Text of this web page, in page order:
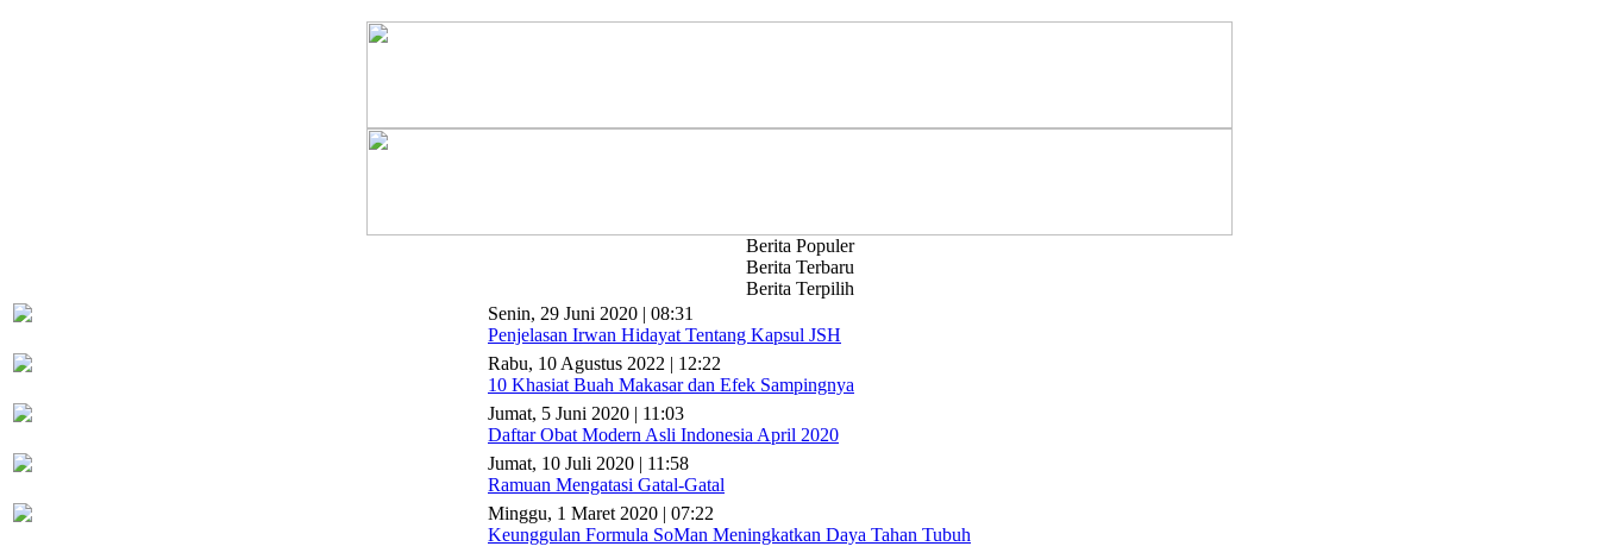
Berita Populer
Berita Terbaru
Berita Terpilih
Senin, 29 Juni 2020 | 08:31
Penjelasan Irwan Hidayat Tentang Kapsul JSH
Rabu, 10 Agustus 2022 | 12:22
10 Khasiat Buah Makasar dan Efek Sampingnya
Jumat, 5 Juni 2020 | 11:03
Daftar Obat Modern Asli Indonesia April 2020
Jumat, 10 Juli 2020 | 11:58
Ramuan Mengatasi Gatal-Gatal
Minggu, 1 Maret 2020 | 07:22
Keunggulan Formula SoMan Meningkatkan Daya Tahan Tubuh